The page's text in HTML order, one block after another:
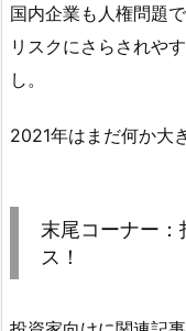
国内企業も人権問題
リスクにさらされや
し。
2021年はまだ何か大
末尾コーナー
ス！